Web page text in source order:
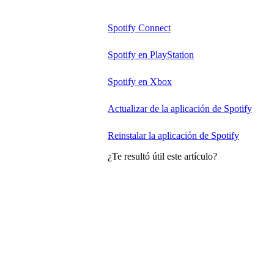
Spotify Connect
Spotify en PlayStation
Spotify en Xbox
Actualizar de la aplicación de Spotify
Reinstalar la aplicación de Spotify
¿Te resultó útil este artículo?